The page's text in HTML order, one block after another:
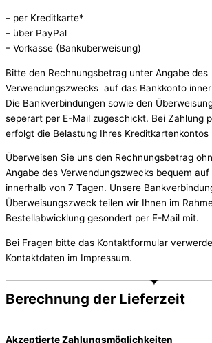
– per Kreditkarte*
– über PayPal
– Vorkasse (Banküberweisung)
Bitte den Rechnungsbetrag unter Angabe des
Verwendungszwecks auf das Bankkonto
Die Bankverbindungen sowie den
seperart per E-Mail zugeschickt. Bei Zahlung
erfolgt die Belastung Ihres Kreditkartenkontos
Überweisen Sie uns den Rechnungsbetrag
Angabe des Verwendungszwecks bequem
innerhalb von 7 Tagen. Unsere
Überweisungszweck teilen wir Ihnen im
Bestellabwicklung gesondert per E-Mail mit.
Bei Fragen bitte das Kontaktformular
Kontaktdaten im Impressum.
Berechnung der Lieferzeit
Akzeptierte Zahlungsmöglichkeiten